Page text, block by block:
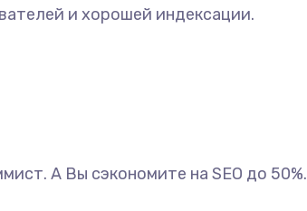
и хорошей индексации.
А Вы сэкономите на SEO до 50%.